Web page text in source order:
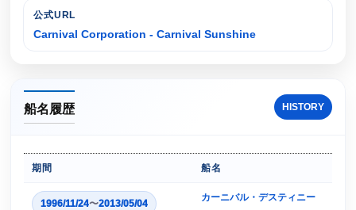
公式URL
Carnival Corporation - Carnival Sunshine
船名履歴 HISTORY
期間 船名
1996/11/24〜2013/05/04
カーニバル・デスティニー